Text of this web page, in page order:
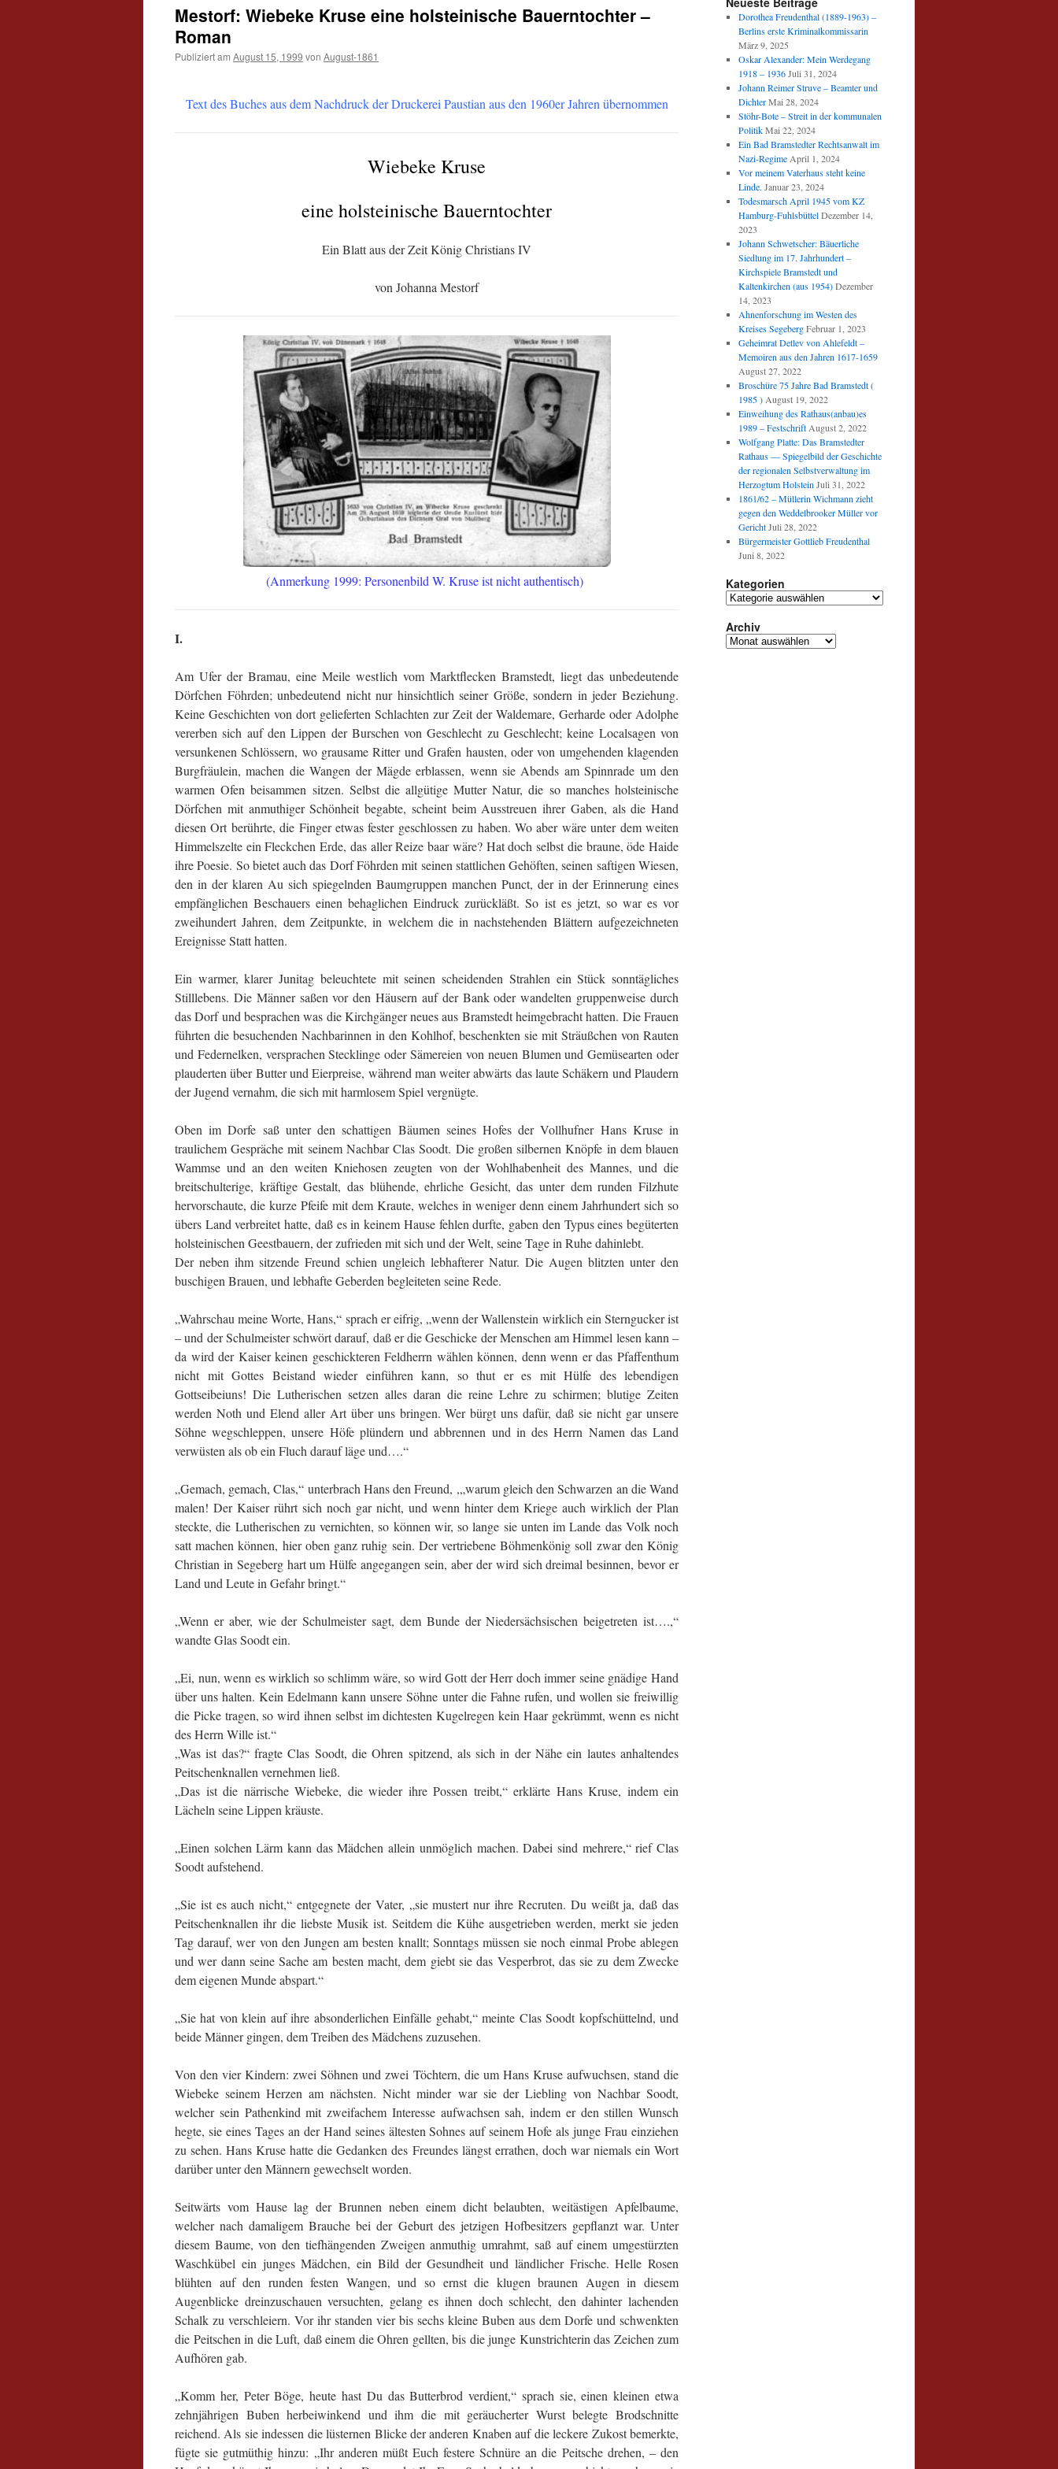
Mestorf: Wiebeke Kruse eine holsteinische Bauerntochter –
Roman
Publiziert am August 15, 1999 von August-1861
Text des Buches aus dem Nachdruck der Druckerei Paustian aus den 1960er Jahren übernommen
Wiebeke Kruse
eine holsteinische Bauerntochter
Ein Blatt aus der Zeit König Christians IV
von Johanna Mestorf
(Anmerkung 1999: Personenbild W. Kruse ist nicht authentisch)
I.
Am Ufer der Bramau, eine Meile westlich vom Marktflecken Bramstedt, liegt das unbedeutende
Dörfchen Föhrden; unbedeutend nicht nur hinsichtlich seiner Größe, sondern in jeder Beziehung.
Keine Geschichten von dort gelieferten Schlachten zur Zeit der Waldemare, Gerharde oder Adolphe
vererben sich auf den Lippen der Burschen von Geschlecht zu Geschlecht; keine Localsagen von
versunkenen Schlössern, wo grausame Ritter und Grafen hausten, oder von umgehenden klagenden
Burgfräulein, machen die Wangen der Mägde erblassen, wenn sie Abends am Spinnrade um den
warmen Ofen beisammen sitzen. Selbst die allgütige Mutter Natur, die so manches holsteinische
Dörfchen mit anmuthiger Schönheit begabte, scheint beim Ausstreuen ihrer Gaben, als die Hand
diesen Ort berührte, die Finger etwas fester geschlossen zu haben. Wo aber wäre unter dem weiten
Himmelszelte ein Fleckchen Erde, das aller Reize baar wäre? Hat doch selbst die braune, öde Haide
ihre Poesie. So bietet auch das Dorf Föhrden mit seinen stattlichen Gehöften, seinen saftigen Wiesen,
den in der klaren Au sich spiegelnden Baumgruppen manchen Punct, der in der Erinnerung eines
empfänglichen Beschauers einen behaglichen Eindruck zurückläßt. So ist es jetzt, so war es vor
zweihundert Jahren, dem Zeitpunkte, in welchem die in nachstehenden Blättern aufgezeichneten
Ereignisse Statt hatten.
Ein warmer, klarer Junitag beleuchtete mit seinen scheidenden Strahlen ein Stück sonntägliches
Stilllebens. Die Männer saßen vor den Häusern auf der Bank oder wandelten gruppenweise durch
das Dorf und besprachen was die Kirchgänger neues aus Bramstedt heimgebracht hatten. Die Frauen
führten die besuchenden Nachbarinnen in den Kohlhof, beschenkten sie mit Sträußchen von Rauten
und Federnelken, versprachen Stecklinge oder Sämereien von neuen Blumen und Gemüsearten oder
plauderten über Butter und Eierpreise, während man weiter abwärts das laute Schäkern und Plaudern
der Jugend vernahm, die sich mit harmlosem Spiel vergnügte.
Oben im Dorfe saß unter den schattigen Bäumen seines Hofes der Vollhufner Hans Kruse in
traulichem Gespräche mit seinem Nachbar Clas Soodt. Die großen silbernen Knöpfe in dem blauen
Wammse und an den weiten Kniehosen zeugten von der Wohlhabenheit des Mannes, und die
breitschulterige, kräftige Gestalt, das blühende, ehrliche Gesicht, das unter dem runden Filzhute
hervorschaute, die kurze Pfeife mit dem Kraute, welches in weniger denn einem Jahrhundert sich so
übers Land verbreitet hatte, daß es in keinem Hause fehlen durfte, gaben den Typus eines begüterten
holsteinischen Geestbauern, der zufrieden mit sich und der Welt, seine Tage in Ruhe dahinlebt.
Der neben ihm sitzende Freund schien ungleich lebhafterer Natur. Die Augen blitzten unter den
buschigen Brauen, und lebhafte Geberden begleiteten seine Rede.
„Wahrschau meine Worte, Hans,“ sprach er eifrig, „wenn der Wallenstein wirklich ein Sterngucker ist
– und der Schulmeister schwört darauf, daß er die Geschicke der Menschen am Himmel lesen kann –
da wird der Kaiser keinen geschickteren Feldherrn wählen können, denn wenn er das Pfaffenthum
nicht mit Gottes Beistand wieder einführen kann, so thut er es mit Hülfe des lebendigen
Gottseibeiuns! Die Lutherischen setzen alles daran die reine Lehre zu schirmen; blutige Zeiten
werden Noth und Elend aller Art über uns bringen. Wer bürgt uns dafür, daß sie nicht gar unsere
Söhne wegschleppen, unsere Höfe plündern und abbrennen und in des Herrn Namen das Land
verwüsten als ob ein Fluch darauf läge und….“
„Gemach, gemach, Clas,“ unterbrach Hans den Freund, ,„warum gleich den Schwarzen an die Wand
malen! Der Kaiser rührt sich noch gar nicht, und wenn hinter dem Kriege auch wirklich der Plan
steckte, die Lutherischen zu vernichten, so können wir, so lange sie unten im Lande das Volk noch
satt machen können, hier oben ganz ruhig sein. Der vertriebene Böhmenkönig soll zwar den König
Christian in Segeberg hart um Hülfe angegangen sein, aber der wird sich dreimal besinnen, bevor er
Land und Leute in Gefahr bringt.“
„Wenn er aber, wie der Schulmeister sagt, dem Bunde der Niedersächsischen beigetreten ist….,“
wandte Glas Soodt ein.
„Ei, nun, wenn es wirklich so schlimm wäre, so wird Gott der Herr doch immer seine gnädige Hand
über uns halten. Kein Edelmann kann unsere Söhne unter die Fahne rufen, und wollen sie freiwillig
die Picke tragen, so wird ihnen selbst im dichtesten Kugelregen kein Haar gekrümmt, wenn es nicht
des Herrn Wille ist.“
„Was ist das?“ fragte Clas Soodt, die Ohren spitzend, als sich in der Nähe ein lautes anhaltendes
Peitschenknallen vernehmen ließ.
„Das ist die närrische Wiebeke, die wieder ihre Possen treibt,“ erklärte Hans Kruse, indem ein
Lächeln seine Lippen kräuste.
„Einen solchen Lärm kann das Mädchen allein unmöglich machen. Dabei sind mehrere,“ rief Clas
Soodt aufstehend.
„Sie ist es auch nicht,“ entgegnete der Vater, „sie mustert nur ihre Recruten. Du weißt ja, daß das
Peitschenknallen ihr die liebste Musik ist. Seitdem die Kühe ausgetrieben werden, merkt sie jeden
Tag darauf, wer von den Jungen am besten knallt; Sonntags müssen sie noch einmal Probe ablegen
und wer dann seine Sache am besten macht, dem giebt sie das Vesperbrot, das sie zu dem Zwecke
dem eigenen Munde abspart.“
„Sie hat von klein auf ihre absonderlichen Einfälle gehabt,“ meinte Clas Soodt kopfschüttelnd, und
beide Männer gingen, dem Treiben des Mädchens zuzusehen.
Von den vier Kindern: zwei Söhnen und zwei Töchtern, die um Hans Kruse aufwuchsen, stand die
Wiebeke seinem Herzen am nächsten. Nicht minder war sie der Liebling von Nachbar Soodt,
welcher sein Pathenkind mit zweifachem Interesse aufwachsen sah, indem er den stillen Wunsch
hegte, sie eines Tages an der Hand seines ältesten Sohnes auf seinem Hofe als junge Frau einziehen
zu sehen. Hans Kruse hatte die Gedanken des Freundes längst errathen, doch war niemals ein Wort
darüber unter den Männern gewechselt worden.
Seitwärts vom Hause lag der Brunnen neben einem dicht belaubten, weitästigen Apfelbaume,
welcher nach damaligem Brauche bei der Geburt des jetzigen Hofbesitzers gepflanzt war. Unter
diesem Baume, von den tiefhängenden Zweigen anmuthig umrahmt, saß auf einem umgestürzten
Waschkübel ein junges Mädchen, ein Bild der Gesundheit und ländlicher Frische. Helle Rosen
blühten auf den runden festen Wangen, und so ernst die klugen braunen Augen in diesem
Augenblicke dreinzuschauen versuchten, gelang es ihnen doch schlecht, den dahinter lachenden
Schalk zu verschleiern. Vor ihr standen vier bis sechs kleine Buben aus dem Dorfe und schwenkten
die Peitschen in die Luft, daß einem die Ohren gellten, bis die junge Kunstrichterin das Zeichen zum
Aufhören gab.
„Komm her, Peter Böge, heute hast Du das Butterbrod verdient,“ sprach sie, einen kleinen etwa
zehnjährigen Buben herbeiwinkend und ihm die mit geräucherter Wurst belegte Brodschnitte
reichend. Als sie indessen die lüsternen Blicke der anderen Knaben auf die leckere Zukost bemerkte,
fügte sie gutmüthig hinzu: „Ihr anderen müßt Euch festere Schnüre an die Peitsche drehen, – den
Dorothea Freudenthal (1889-1963) –
Berlins erste Kriminalkommissarin
März 9, 2025
Oskar Alexander: Mein Werdegang
1918 – 1936 Juli 31, 2024
Johann Reimer Struve – Beamter und
Dichter Mai 28, 2024
Stöhr-Bote – Streit in der kommunalen
Politik Mai 22, 2024
Ein Bad Bramstedter Rechtsanwalt im
Nazi-Regime April 1, 2024
Vor meinem Vaterhaus steht keine
Linde. Januar 23, 2024
Todesmarsch April 1945 vom KZ
Hamburg-Fuhlsbüttel Dezember 14,
2023
Johann Schwetscher: Bäuerliche
Siedlung im 17. Jahrhundert –
Kirchspiele Bramstedt und
Kaltenkirchen (aus 1954) Dezember
14, 2023
Ahnenforschung im Westen des
Kreises Segeberg Februar 1, 2023
Geheimrat Detlev von Ahlefeldt –
Memoiren aus den Jahren 1617-1659
August 27, 2022
Broschüre 75 Jahre Bad Bramstedt (
1985 ) August 19, 2022
Einweihung des Rathaus(anbau)es
1989 – Festschrift August 2, 2022
Wolfgang Platte: Das Bramstedter
Rathaus — Spiegelbild der Geschichte
der regionalen Selbstverwaltung im
Herzogtum Holstein Juli 31, 2022
1861/62 – Müllerin Wichmann zieht
gegen den Weddelbrooker Müller vor
Gericht Juli 28, 2022
Bürgermeister Gottlieb Freudenthal
Juni 8, 2022
Kategorien
Kategorien
Archiv
Archiv